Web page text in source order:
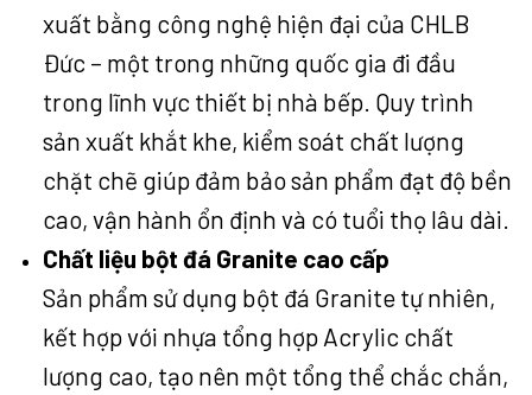
xuất bằng công nghệ hiện đại của CHLB
Đức – một trong những quốc gia đi đầu
trong lĩnh vực thiết bị nhà bếp. Quy trình
sản xuất khắt khe, kiểm soát chất lượng
chặt chẽ giúp đảm bảo sản phẩm đạt độ bền
cao, vận hành ổn định và có tuổi thọ lâu dài.
Chất liệu bột đá Granite cao cấp
Sản phẩm sử dụng bột đá Granite tự nhiên,
kết hợp với nhựa tổng hợp Acrylic chất
lượng cao, tạo nên một tổng thể chắc chắn,